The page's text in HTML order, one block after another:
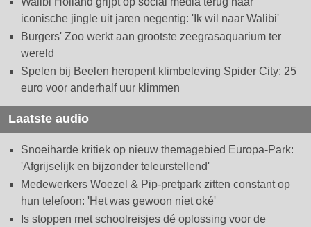
iconische jingle uit jaren negentig: 'Ik wil naar Walibi'
Burgers' Zoo werkt aan grootste zeegrasaquarium ter
wereld
Spelen bij Beelen heropent klimbeleving Spider City: 25
euro voor anderhalf uur klimmen
Laatste audio
Snoeiharde kritiek op nieuw themagebied Europa-Park:
'Afgrijselijk en bijzonder teleurstellend'
Medewerkers Woezel & Pip-pretpark zitten constant op
hun telefoon: 'Het was gewoon niet oké'
Is stoppen met schoolreisjes dé oplossing voor de